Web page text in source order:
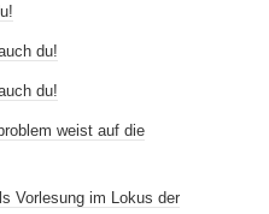
du!
du!
weist auf die
Vorlesung im Lokus der